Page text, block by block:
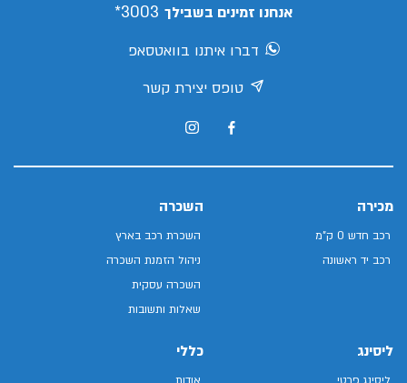
אנחנו זמינים בשבילך 3003*
דברו איתנו בוואטסאפ
טופס יצירת קשר
מכירה
רכב חדש 0 ק"מ
רכב יד ראשונה
השכרה
השכרת רכב בארץ
ניהול הזמנת השכרה
השכרה עסקית
שאלות ותשובות
ליסינג
ליסינג פרטי
כללי
אודות